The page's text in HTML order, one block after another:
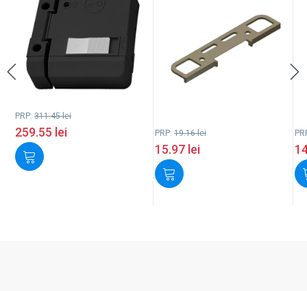
PRP: 311.45lei
259.55 lei PRP: 19.16lei
15.97 lei